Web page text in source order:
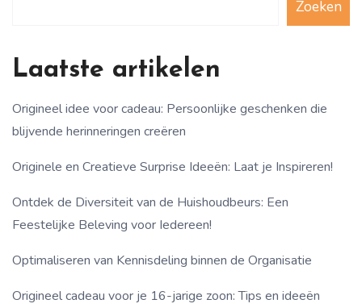
Zoeken
Laatste artikelen
Origineel idee voor cadeau: Persoonlijke geschenken die
blijvende herinneringen creëren
Originele en Creatieve Surprise Ideeën: Laat je Inspireren!
Ontdek de Diversiteit van de Huishoudbeurs: Een
Feestelijke Beleving voor Iedereen!
Optimaliseren van Kennisdeling binnen de Organisatie
Origineel cadeau voor je 16-jarige zoon: Tips en ideeën